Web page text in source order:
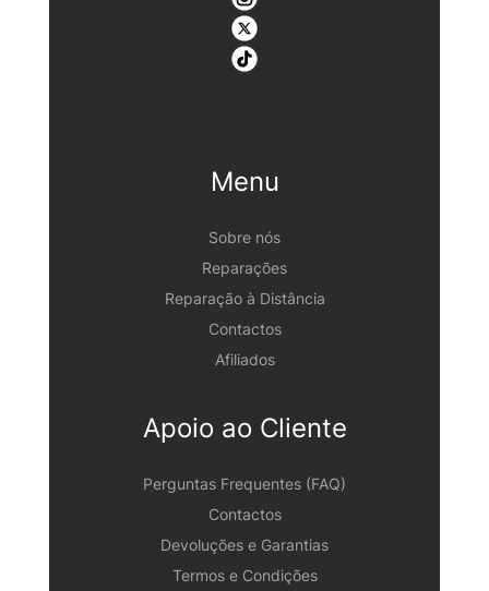
Menu
Sobre nós
Reparações
Reparação à Distância
Contactos
Afiliados
Apoio ao Cliente
Perguntas Frequentes (FAQ)
Contactos
Devoluções e Garantias
Termos e Condições